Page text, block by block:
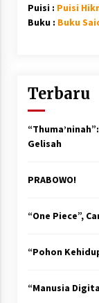
Puisi : Puisi
Buku : Buku
Terbaru
Gelisah
PRABOWO!
“One Piece”,
“Pohon
“Manusia